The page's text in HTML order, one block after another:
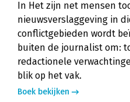
In Het zijn net mensen
nieuwsverslaggeving in
conflictgebieden wordt
buiten de journalist om:
redactionele
blik op het vak.
Boek bekijken